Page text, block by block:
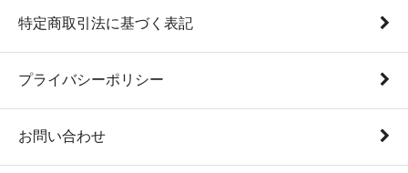
特定商取引法に基づく表記
プライバシーポリシー
お問い合わせ